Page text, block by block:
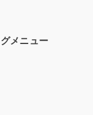
メニュー